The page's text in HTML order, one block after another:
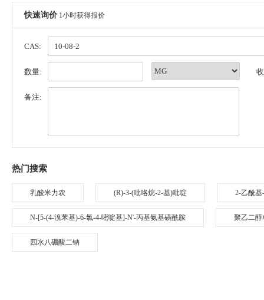
快速询价 1小时获得报价
CAS:
数量:
备注:
热门搜索
乳酸米力农 (R)-3-(吡咯烷-2-基)吡啶 2-乙酰基
N-[5-(4-溴苯基)-6-氯-4-嘧啶基]-N'-丙基氨基磺酰胺 聚乙二醇
四水八硼酸二钠